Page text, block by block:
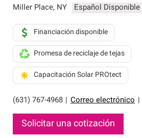
de profesionalismo y confiabilidad.
Miller Place, NY Español Disponible
(631) 767-4968 Correo electrónico
Financiación disponible
Promesa de reciclaje de tejas
Capacitación Solar PROtect
Solicitar una cotización